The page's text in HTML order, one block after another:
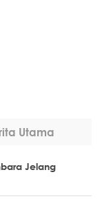
Utama
Jelang